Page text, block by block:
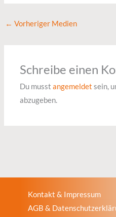
← Vorheriger Medien
Schreibe einen
Du musstangemeldet sein,
abzugeben.
Kontakt & Impressum
AGB &